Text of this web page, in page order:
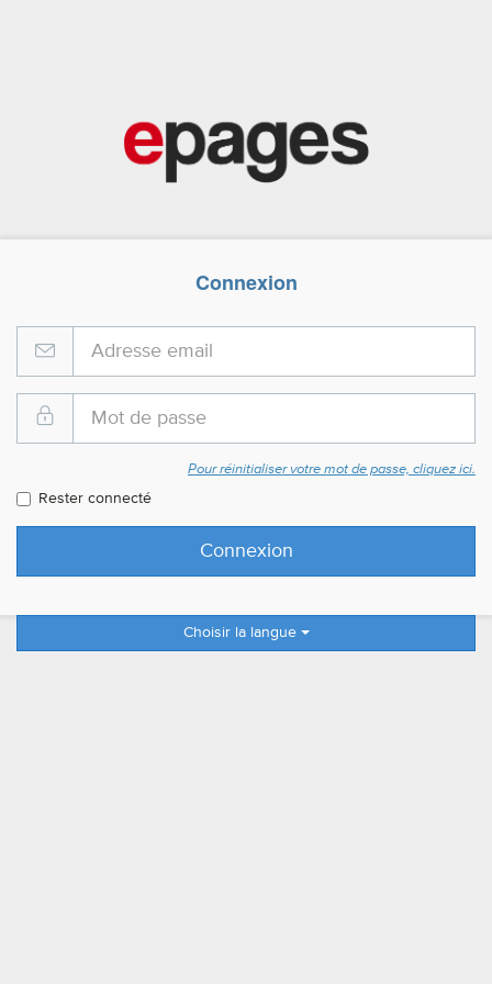
Connexion
Pour réinitialiser votre mot de passe, cliquez ici.
Rester connecté
Choisir la langue